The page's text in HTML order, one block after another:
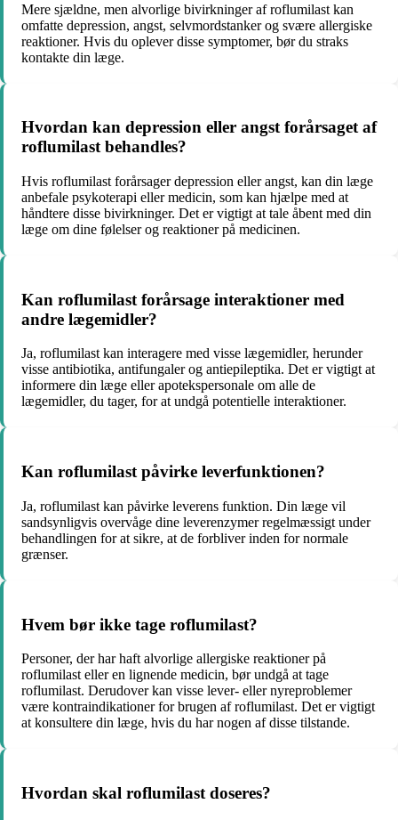
Mere sjældne, men alvorlige bivirkninger af roflumilast kan
omfatte depression, angst, selvmordstanker og svære allergiske
reaktioner. Hvis du oplever disse symptomer, bør du straks
kontakte din læge.
Hvordan kan depression eller angst forårsaget af
roflumilast behandles?
Hvis roflumilast forårsager depression eller angst, kan din læge
anbefale psykoterapi eller medicin, som kan hjælpe med at
håndtere disse bivirkninger. Det er vigtigt at tale åbent med din
læge om dine følelser og reaktioner på medicinen.
Kan roflumilast forårsage interaktioner med
andre lægemidler?
Ja, roflumilast kan interagere med visse lægemidler, herunder
visse antibiotika, antifungaler og antiepileptika. Det er vigtigt at
informere din læge eller apotekspersonale om alle de
lægemidler, du tager, for at undgå potentielle interaktioner.
Kan roflumilast påvirke leverfunktionen?
Ja, roflumilast kan påvirke leverens funktion. Din læge vil
sandsynligvis overvåge dine leverenzymer regelmæssigt under
behandlingen for at sikre, at de forbliver inden for normale
grænser.
Hvem bør ikke tage roflumilast?
Personer, der har haft alvorlige allergiske reaktioner på
roflumilast eller en lignende medicin, bør undgå at tage
roflumilast. Derudover kan visse lever- eller nyreproblemer
være kontraindikationer for brugen af ​​roflumilast. Det er vigtigt
at konsultere din læge, hvis du har nogen af ​​disse tilstande.
Hvordan skal roflumilast doseres?